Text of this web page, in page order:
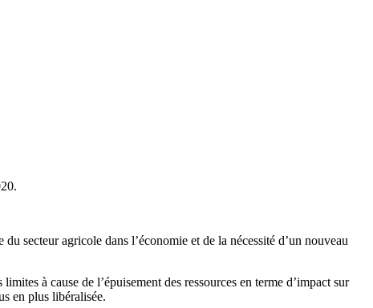
secteur agricole dans l’économie et de la nécessité d’un nouveau
à cause de l’épuisement des ressources en terme d’impact sur
en plus libéralisée.